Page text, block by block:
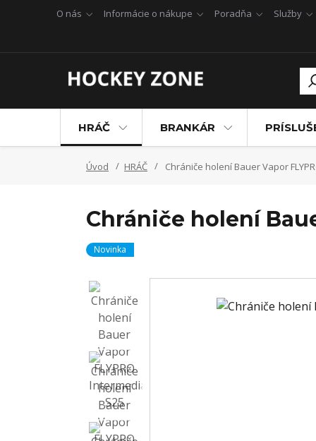
O nás Informácie o nákupe Poradňa Služby
HRÁČ BRANKÁR
Úvod HRÁČ Chrániče holení Bauer Vapor
Chrániče holení
Novinka